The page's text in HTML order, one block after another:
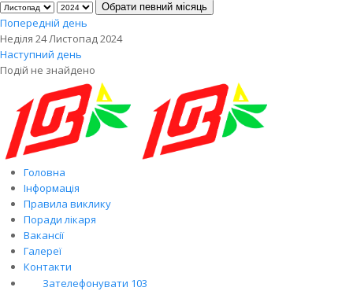
Обрати певний місяць
Попередній день
Неділя 24 Листопад 2024
Наступний день
Подій не знайдено
Головна
Інформація
Правила виклику
Поради лікаря
Вакансії
Галереї
Контакти
Зателефонувати 103